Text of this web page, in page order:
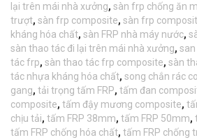
lại trên mái nhà xưởng, sàn frp chống ăn
trượt, sàn frp composite, sàn frp
kháng hóa chất, sàn FRP nhà máy nước,
sàn thao tác đi lại trên mái nhà xưởng,
tác frp, sàn thao tác frp composite, sàn
tác nhựa kháng hóa chất, song chắn rác
gang, tải trọng tấm FRP, tấm đan
composite, tấm đậy mương composite,
chịu tải, tấm FRP 38mm, tấm FRP 50mm,
tấm FRP chống hóa chất, tấm FRP chống